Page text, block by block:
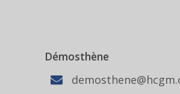
Démosthène